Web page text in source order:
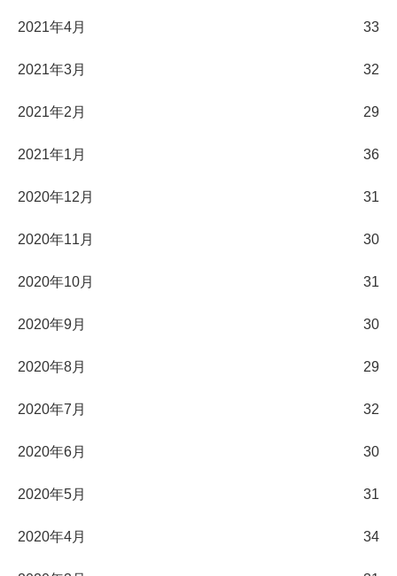
2021年4月 33
2021年3月 32
2021年2月 29
2021年1月 36
2020年12月 31
2020年11月 30
2020年10月 31
2020年9月 30
2020年8月 29
2020年7月 32
2020年6月 30
2020年5月 31
2020年4月 34